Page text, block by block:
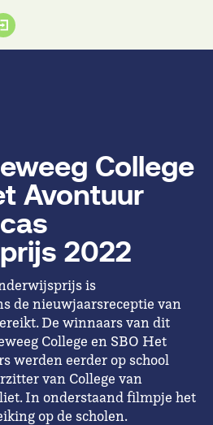
College
Avontuur
2022
is
de nieuwjaarsreceptie van
De winnaars van dit
College en SBO Het
werden eerder op school
van College van
In onderstaand filmpje het
op de scholen.